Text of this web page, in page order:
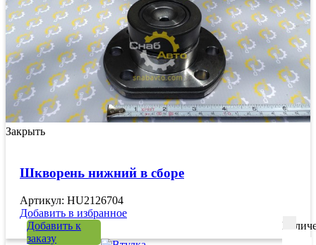
Закрыть
Шкворень нижний в сборе
Артикул: HU2126704
Добавить в избранное
Добавить к
заказу